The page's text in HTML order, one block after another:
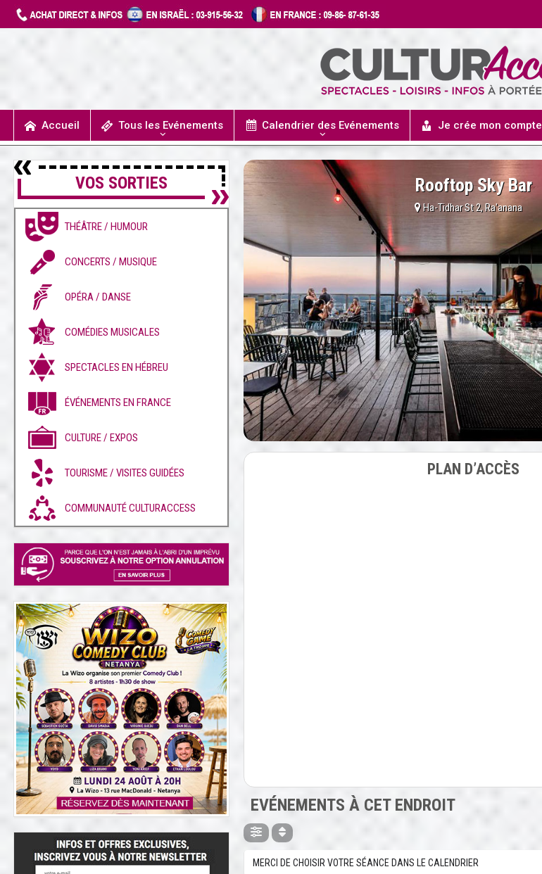
Accueil Tous les Evénements Calendrier des Evénements Je crée mon compte
Rooftop Sky Bar
Ha-Tidhar St 2, Ra'anana
PLAN D’ACCÈS
EVÉNEMENTS À CET ENDROIT
MERCI DE CHOISIR VOTRE SÉANCE DANS LE CALENDRIER
VOS SORTIES
THÉÂTRE / HUMOUR
CONCERTS / MUSIQUE
OPÉRA / DANSE
COMÉDIES MUSICALES
SPECTACLES EN HÉBREU
ÉVÉNEMENTS EN FRANCE
CULTURE / EXPOS
TOURISME / VISITES GUIDÉES
COMMUNAUTÉ CULTURACCESS